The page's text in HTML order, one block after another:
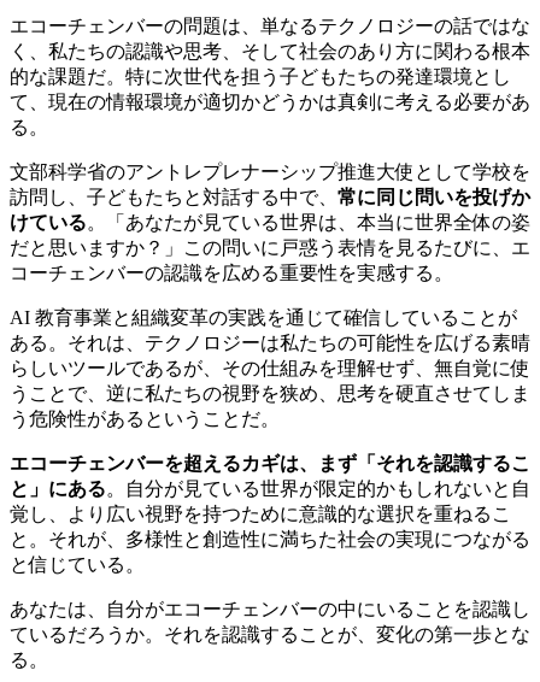
エコーチェンバーの問題は、単なるテクノロジーの話ではな
く、私たちの認識や思考、そして社会のあり方に関わる根本
的な課題だ。特に次世代を担う子どもたちの発達環境とし
て、現在の情報環境が適切かどうかは真剣に考える必要があ
る。
文部科学省のアントレプレナーシップ推進大使として学校を
訪問し、子どもたちと対話する中で、 常に同じ問いを投げか
けている。「あなたが見ている世界は、本当に世界全体の姿
だと思いますか？」この問いに戸惑う表情を見るたびに、エ
コーチェンバーの認識を広める重要性を実感する。
AI 教育事業と組織変革の実践を通じて確信していることが
ある。それは、テクノロジーは私たちの可能性を広げる素晴
らしいツールであるが、その仕組みを理解せず、無自覚に使
うことで、逆に私たちの視野を狭め、思考を硬直させてしま
う危険性があるということだ。
エコーチェンバーを超えるカギは、まず「それを認識するこ
と」にある。自分が見ている世界が限定的かもしれないと自
覚し、より広い視野を持つために意識的な選択を重ねるこ
と。それが、多様性と創造性に満ちた社会の実現につながる
と信じている。
あなたは、自分がエコーチェンバーの中にいることを認識し
ているだろうか。それを認識することが、変化の第一歩とな
る。